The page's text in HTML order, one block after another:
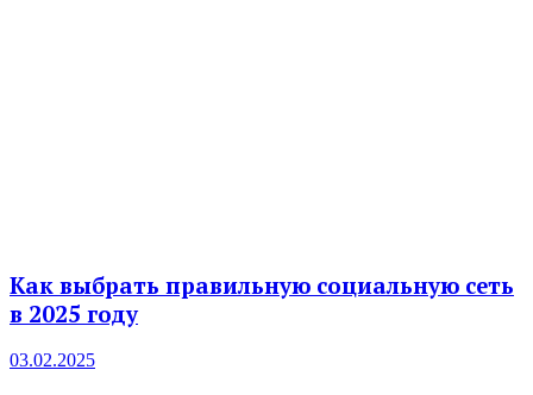
Как выбрать правильную социальную сеть
в 2025 году
03.02.2025